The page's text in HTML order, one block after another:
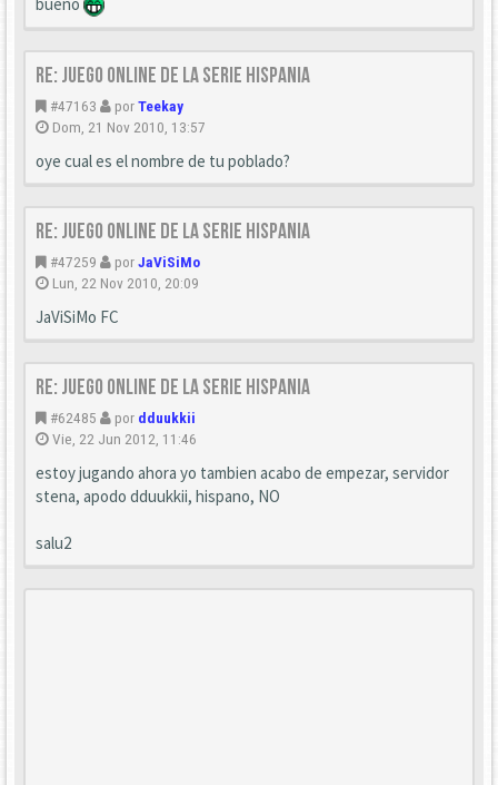
Re: Juego online de la serie HISPANIA
#47163 porTeekay
Dom, 21 Nov 2010, 13:57
oye cual es el nombre de tu poblado?
Re: Juego online de la serie HISPANIA
#47259 porJaViSiMo
Lun, 22 Nov 2010, 20:09
JaViSiMo FC
Re: Juego online de la serie HISPANIA
#62485 por dduukkii
Vie, 22 Jun 2012, 11:46
estoy jugando ahora yo tambien acabo de empezar, servidor
stena, apodo dduukkii, hispano, NO
salu2